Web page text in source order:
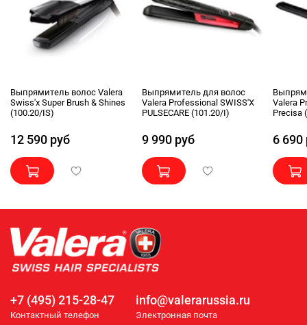
Выпрямитель волос Valera
Swiss'x Super Brush & Shines
(100.20/IS)
12 590 руб
Выпрямитель для волос
Valera Professional SWISS'X
PULSECARE (101.20/I)
9 990 руб
Valera
Precisa
6 690
+7 (495) 215-28-47
Контактный телефон
info@valerarussia.ru
Электронная почта